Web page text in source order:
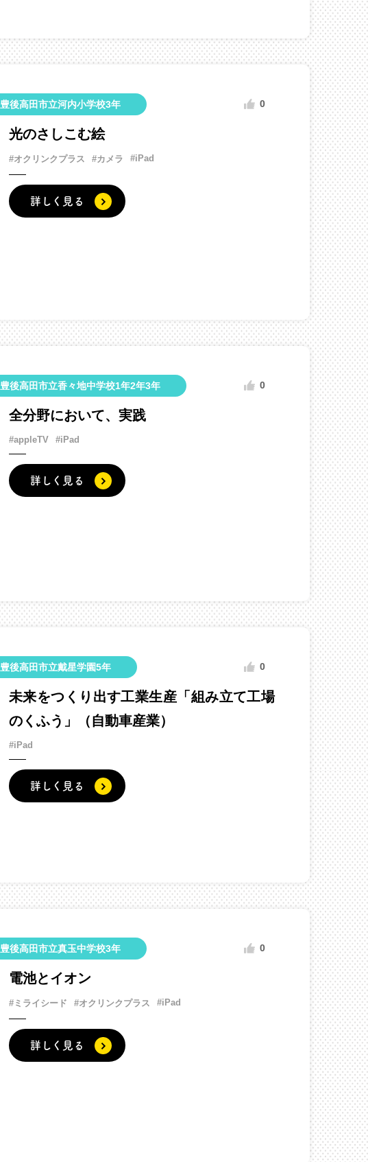
豊後高田市立河内小学校3年 0
光のさしこむ絵
#オクリンクプラス #カメラ #iPad
詳しく見る
豊後高田市立香々地中学校1年2年3年 0
全分野において、実践
#appleTV #iPad
詳しく見る
豊後高田市立戴星学園5年 0
未来をつくり出す工業生産「組み立て工場
のくふう」（自動車産業）
#iPad
詳しく見る
豊後高田市立真玉中学校3年 0
電池とイオン
#ミライシード #オクリンクプラス #iPad
詳しく見る